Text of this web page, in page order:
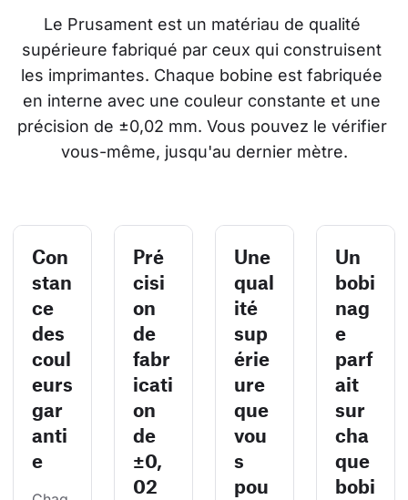
Le Prusament est un matériau de qualité
supérieure fabriqué par ceux qui construisent
les imprimantes. Chaque bobine est fabriquée
en interne avec une couleur constante et une
précision de ±0,02 mm. Vous pouvez le vérifier
vous-même, jusqu'au dernier mètre.
Con
stan
ce
des
coul
eurs
gar
anti
e
Pré
cisi
on
de
fabr
icati
on
de
±0,
02
Une
qual
ité
sup
érie
ure
que
vou
s
pou
Un
bobi
nag
e
parf
ait
sur
cha
que
bobi